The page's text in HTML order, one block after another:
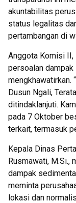
akuntabilitas
status legalitas
pertambangan di
Anggota Komisi II,
persoalan dampak
mengkhawatirkan.
Dusun Ngali,
ditindaklanjuti.
pada 7 Oktober
terkait, termasuk
Kepala Dinas
Rusmawati, M.Si.,
dampak
meminta
lokasi dan